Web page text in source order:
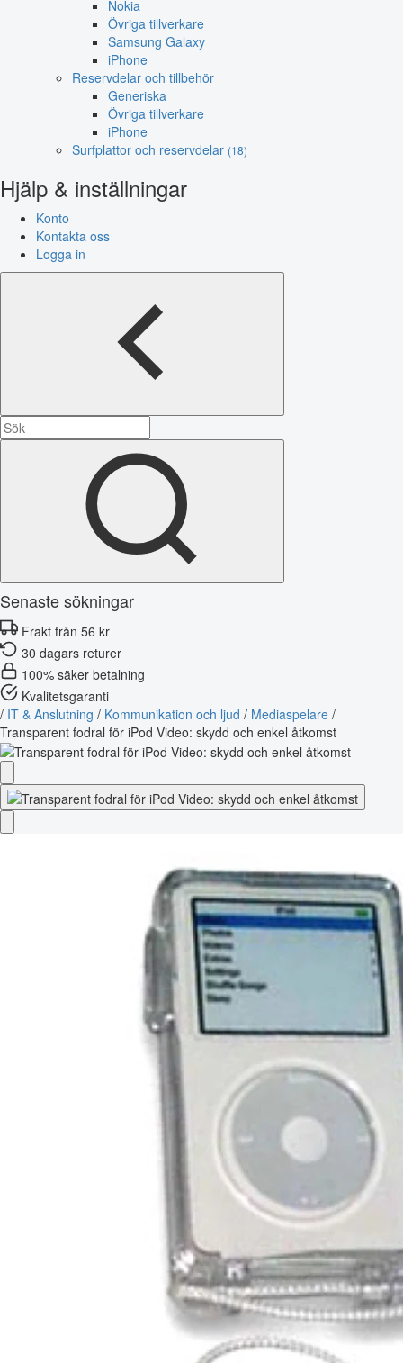
Nokia
Övriga tillverkare
Samsung Galaxy
iPhone
Reservdelar och tillbehör
Generiska
Övriga tillverkare
iPhone
Surfplattor och reservdelar (18)
Hjälp & inställningar
Konto
Kontakta oss
Logga in
Senaste sökningar
Frakt från 56 kr
30 dagars returer
100% säker betalning
Kvalitetsgaranti
/ IT & Anslutning / Kommunikation och ljud / Mediaspelare /
Transparent fodral för iPod Video: skydd och enkel åtkomst